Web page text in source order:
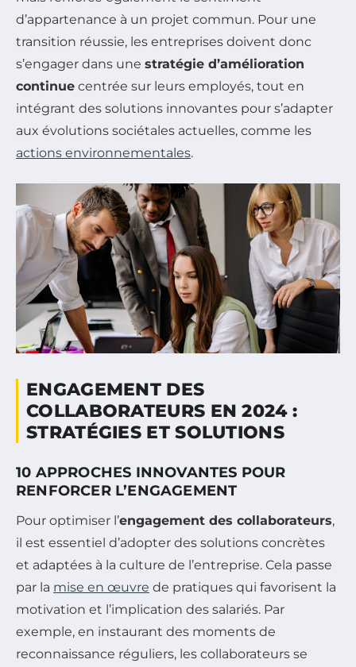
d’appartenance à un projet commun. Pour une
transition réussie, les entreprises doivent donc
s’engager dans une stratégie d’amélioration
continue centrée sur leurs employés, tout en
intégrant des solutions innovantes pour s’adapter
aux évolutions sociétales actuelles, comme les
actions environnementales.
ENGAGEMENT DES
COLLABORATEURS EN 2024 :
STRATÉGIES ET SOLUTIONS
10 APPROCHES INNOVANTES POUR
RENFORCER L’ENGAGEMENT
Pour optimiser l’engagement des collaborateurs,
il est essentiel d’adopter des solutions concrètes
et adaptées à la culture de l’entreprise. Cela passe
par la mise en œuvre de pratiques qui favorisent la
motivation et l’implication des salariés. Par
exemple, en instaurant des moments de
reconnaissance réguliers, les collaborateurs se